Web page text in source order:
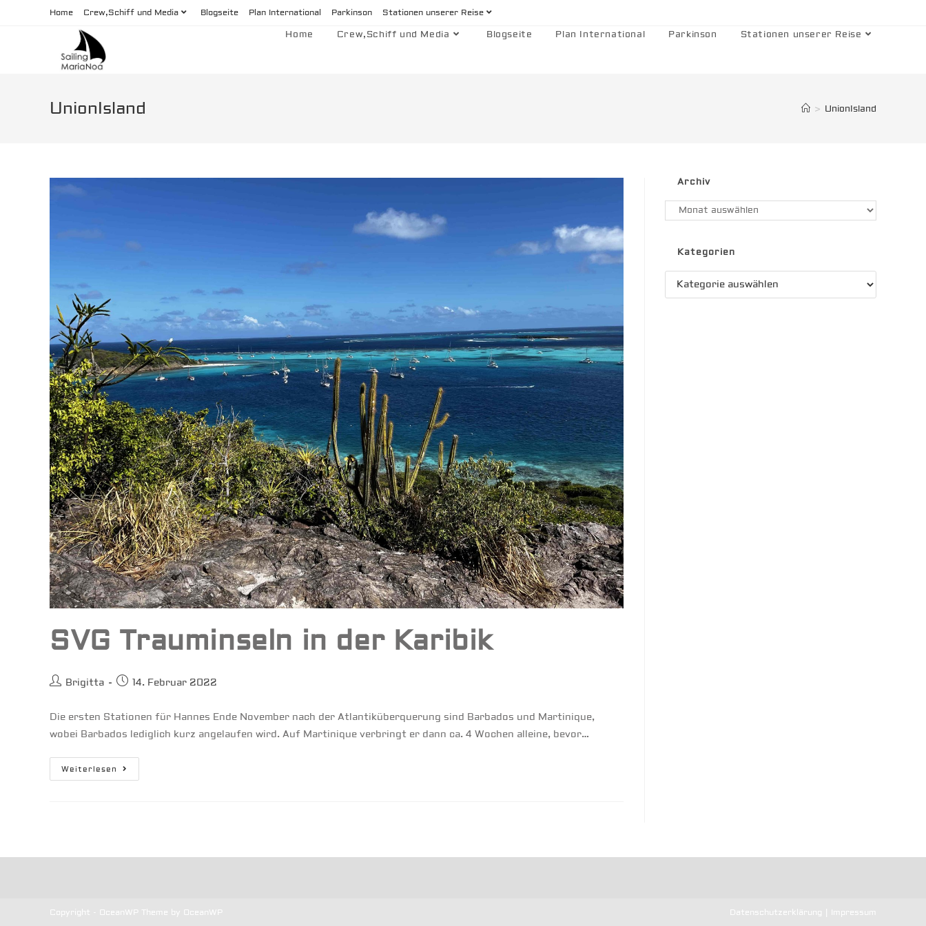
Home Crew,Schiff und Media Blogseite Plan International Parkinson Stationen unserer Reise
Home Crew,Schiff und Media Blogseite Plan International Parkinson Stationen unserer Reise
UnionIsland > UnionIsland
SVG Trauminseln in der Karibik
Beitrags-
Brigitta
Beitrag
14. Februar 2022
Die ersten Stationen für Hannes Ende November nach der Atlantiküberquerung sind Barbados und Martinique,
wobei Barbados lediglich kurz angelaufen wird. Auf Martinique verbringt er dann ca. 4 Wochen alleine, bevor…
Weiterlesen SVG
Trauminseln
Archiv
Archiv
Kategorien
Kategorien
Datenschutzerklärung Impressum
Copyright - OceanWP Theme by OceanWP